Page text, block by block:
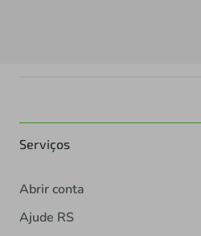
Serviços
Abrir conta
Ajude RS